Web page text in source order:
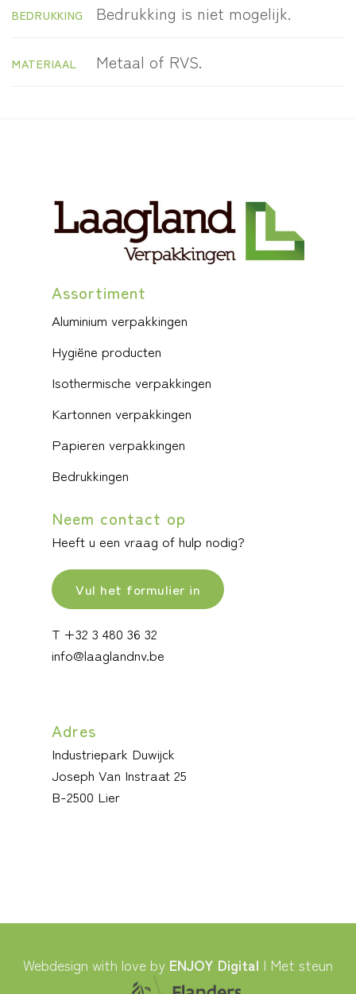
BEDRUKKING Bedrukking is niet mogelijk.
MATERIAAL Metaal of RVS.
Assortiment
Aluminium verpakkingen
Hygiëne producten
Isothermische verpakkingen
Kartonnen verpakkingen
Papieren verpakkingen
Bedrukkingen
Neem contact op
Heeft u een vraag of hulp nodig?
Vul het formulier in
T +32 3 480 36 32
info@laaglandnv.be
Adres
Industriepark Duwijck
Joseph Van Instraat 25
B-2500 Lier
Webdesign with love by ENJOY Digital | Met steun